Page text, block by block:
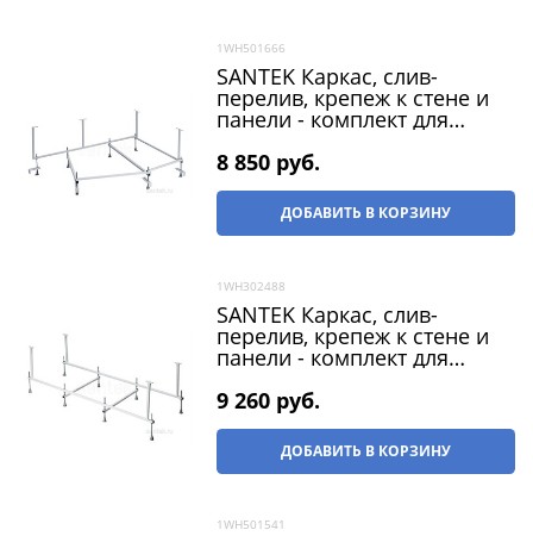
1WH501666
SANTEK Каркас, слив-
перелив, крепеж к стене и
панели - комплект для
8 850 руб.
ДОБАВИТЬ В КОРЗИНУ
1WH302488
SANTEK Каркас, слив-
перелив, крепеж к стене и
панели - комплект для
9 260 руб.
ДОБАВИТЬ В КОРЗИНУ
1WH501541